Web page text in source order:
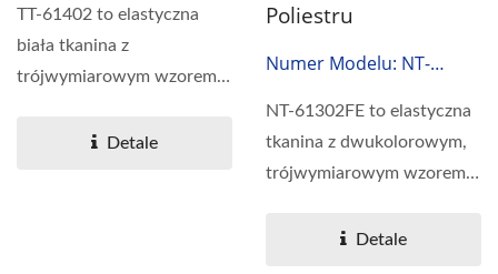
TT-61402 to elastyczna
biała tkanina z
trójwymiarowym wzorem
Detale
Poliestru
Numer Modelu: NT-
NT-61302FE to elastyczna
tkanina z dwukolorowym,
trójwymiarowym wzorem
Detale